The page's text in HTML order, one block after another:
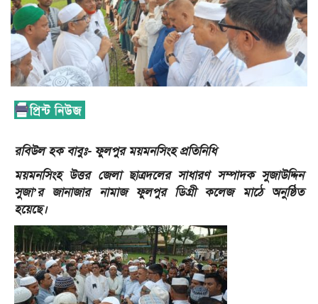
রবিউল হক বাবুঃ- ফুলপুর ময়মনসিংহ প্রতিনিধি
ময়মনসিংহ উত্তর জেলা ছাত্রদলের সাধারণ সম্পাদক সুজাউদ্দিন
সুজা’র জানাজার নামাজ ফুলপুর ডিগ্রী কলেজ মাঠে অনুষ্ঠিত
হয়েছে।